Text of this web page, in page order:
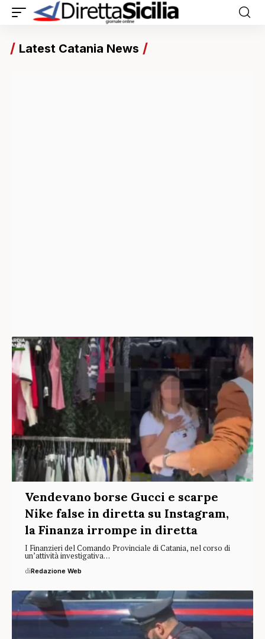
Latest Catania News
Vendevano borse Gucci e scarpe
Nike false in diretta su Instagram,
la Finanza irrompe in diretta
I Finanzieri del Comando Provinciale di Catania, nel corso di
un’attività investigativa…
diRedazione Web